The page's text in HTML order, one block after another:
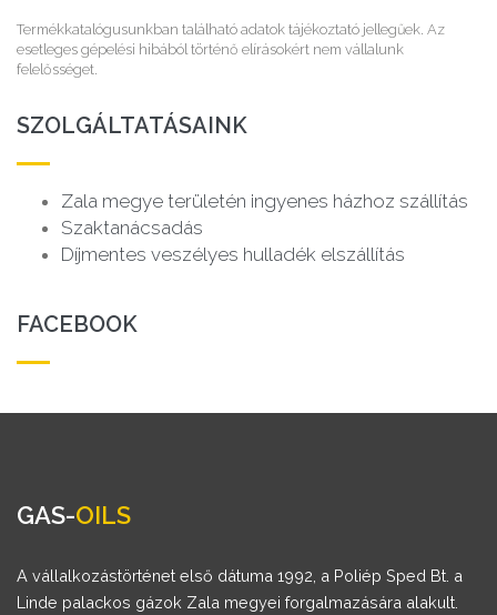
Termékkatalógusunkban található adatok tájékoztató jellegűek. Az
esetleges gépelési hibából történő elírásokért nem vállalunk
felelősséget.
SZOLGÁLTATÁSAINK
Zala megye területén ingyenes házhoz szállítás
Szaktanácsadás
Díjmentes veszélyes hulladék elszállítás
FACEBOOK
GAS-OILS
A vállalkozástörténet első dátuma 1992, a Poliép Sped Bt. a
Linde palackos gázok Zala megyei forgalmazására alakult.